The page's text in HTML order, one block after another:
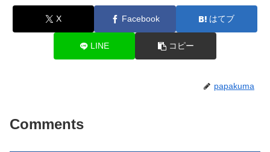
X Facebook はてブ
LINE コピー
papakuma
Comments